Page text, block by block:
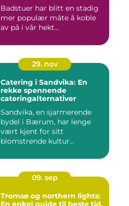
Badstuer har blitt en stadig
mer populær måte å koble
av på i vår hekt...
29. nov
Catering i Sandvika: En
rekke spennende
cateringalternativer
Sandvika, en sjarmerende
bydel i Bærum, har lenge
vært kjent for sitt
blomstrende kultur...
09. sep
Tromsø og northern lights:
En enkel guide til beste tid,